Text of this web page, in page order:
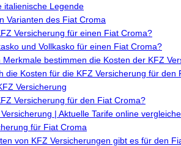
italienische Legende
Varianten des Fiat Croma
Versicherung für einen Fiat Croma?
und Vollkasko für einen Fiat Croma?
Merkmale bestimmen die Kosten der KFZ
die Kosten für die KFZ Versicherung für den
Versicherung
Versicherung für den Fiat Croma?
| Aktuelle Tarife online
für Fiat Croma
von KFZ Versicherungen gibt es für den